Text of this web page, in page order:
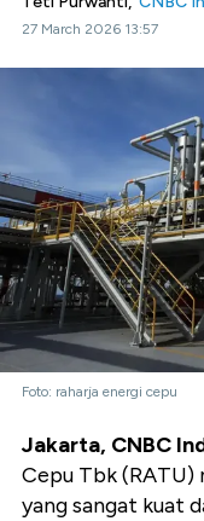
27 March 2026 13:57
Foto: raharja energi cepu
Jakarta, CNBC
Cepu Tbk
yang sangat kuat